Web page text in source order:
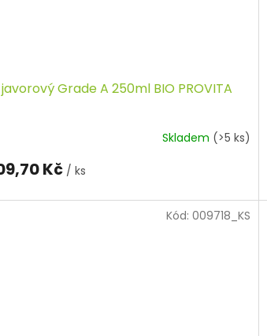
Grade A 250ml BIO PROVITA
Skladem (>5 ks)
Kč / ks
Kód: 009718_KS